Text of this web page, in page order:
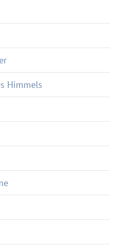
Himmels